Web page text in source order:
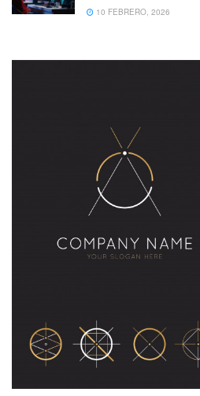
10 FEBRERO, 2026